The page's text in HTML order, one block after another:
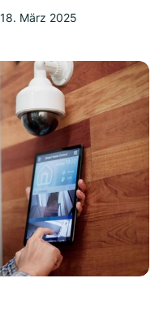
18. März 2025